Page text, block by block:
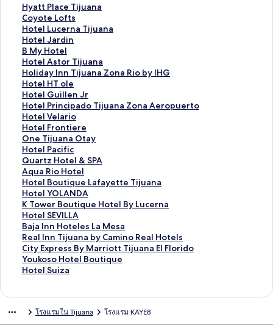
Hyatt Place Tijuana
ลิ
ง
ก์
ม
า
ต
ร
ฐ
า
น
สำ
ห
รั
บ
H
y
a
t
t
P
l
a
c
e
T
n
Coyote Lofts
ลิ
ง
ก์
ม
า
ต
ร
ฐ
า
น
สำ
ห
รั
บ
C
o
y
o
t
e
L
o
f
t
Hotel Lucerna Tijuana
ลิ
ง
ก์
ม
า
ต
ร
ฐ
า
น
สำ
ห
รั
บ
H
o
t
e
l
L
u
c
e
i
Hotel Jardin
ลิ
ง
ก์
ม
า
ต
ร
ฐ
า
น
สำ
ห
รั
บ
H
o
t
e
l
J
a
r
B My Hotel
ลิ
ง
ก์
ม
า
ต
ร
ฐ
า
น
สำ
ห
รั
บ
B
M
y
H
o
t
e
Hotel Astor Tijuana
ลิ
ง
ก์
ม
า
ต
ร
ฐ
า
น
สำ
ห
รั
บ
H
o
t
e
l
A
T
Holiday Inn Tijuana Zona Rio by IHG
ลิ
ง
ก์
ม
า
ต
ร
ฐ
า
น
สำ
ห
รั
บ
H
o
l
i
d
n
Hotel HT ole
ลิ
ง
ก์
ม
า
ต
ร
ฐ
า
น
สำ
ห
รั
บ
H
o
t
e
l
Hotel Guillen Jr
ลิ
ง
ก์
ม
า
ต
ร
ฐ
า
น
สำ
ห
รั
บ
H
o
t
i
Hotel Principado Tijuana Zona Aeropuerto
ลิ
ง
ก์
ม
า
ต
ร
ฐ
า
น
สำ
ห
รั
บ
H
o
r
Hotel Velario
ลิ
ง
ก์
ม
า
ต
ร
ฐ
า
น
สำ
ห
รั
บ
H
V
Hotel Frontiere
ลิ
ง
ก์
ม
า
ต
ร
ฐ
า
น
สำ
ห
รั
บ
l
One Tijuana Otay
ลิ
ง
ก์
ม
า
ต
ร
ฐ
า
น
สำ
ห
รั
T
Hotel Pacific
ลิ
ง
ก์
ม
า
ต
ร
ฐ
า
น
สำ
ห
t
Quartz Hotel & SPA
ลิ
ง
ก์
ม
า
ต
ร
ฐ
า
น
สำ
Q
u
Aqua Rio Hotel
ลิ
ง
ก์
ม
า
ต
ร
ฐ
า
น
A
Hotel Boutique Lafayette Tijuana
ลิ
ง
ก์
ม
า
ต
ร
ฐ
า
บ
Hotel YOLANDA
ลิ
ง
ก์
ม
า
ต
ร
ฐ
รั
K Tower Boutique Hotel By Lucerna
ลิ
ง
ก์
ม
า
ต
ร
สำ
ห
Hotel SEVILLA
ลิ
ง
ก์
ม
า
ต
สำ
Baja Inn Hoteles La Mesa
ลิ
ง
ก์
ม
า
น
Real Inn Tijuana by Camino Real Hotels
ลิ
ง
ก์
ม
า
City Express By Marriott Tijuana El Florido
ลิ
ง
ก์
ฐ
Youkoso Hotel Boutique
ลิ
ง
ร
Hotel Suiza
ลิ
ต
โรงแรมใน Tijuana โรงแรม KAYE8